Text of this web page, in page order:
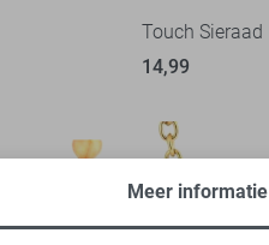
Touch Sieraad
14,99
Meer informatie